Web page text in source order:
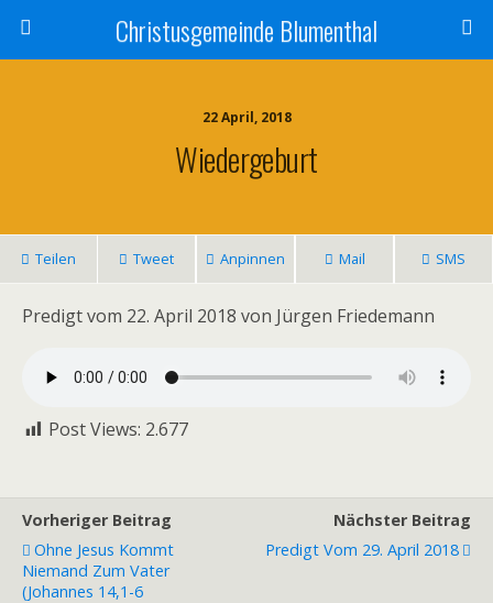
Christusgemeinde Blumenthal
22 April, 2018
Wiedergeburt
Teilen Tweet Anpinnen Mail SMS
Predigt vom 22. April 2018 von Jürgen Friedemann
Post Views: 2.677
Vorheriger Beitrag
Ohne Jesus Kommt
Niemand Zum Vater
(Johannes 14,1-6
Nächster Beitrag
Predigt Vom 29. April 2018